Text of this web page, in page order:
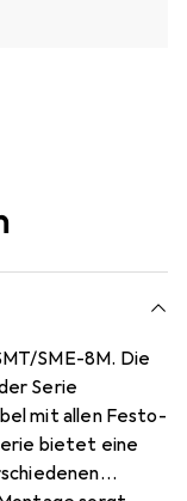
SME-8M. Die
Serie
mit allen Festo-
bietet eine